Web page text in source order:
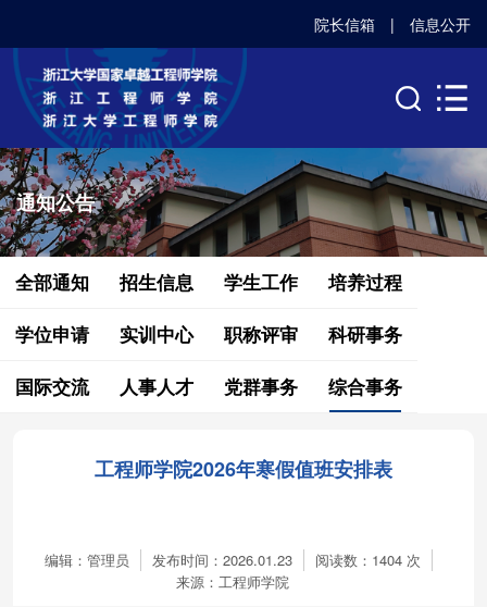
院长信箱 | 信息公开
通知公告
全部通知 招生信息 学生工作
培养过程
学位申请
实训中心 职称评审
科研事务
国际交流
人事人才 党群事务 综合事务
工程师学院2026年寒假值班安排表
编辑：管理员 发布时间：2026.01.23 阅读数： 1404 次
来源：工程师学院